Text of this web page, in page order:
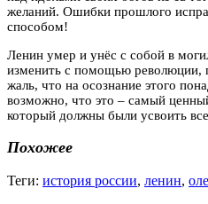
желаний. Ошибки прошлого
способом!
Ленин умер и унёс с собой в
изменить с помощью революции,
жаль, что на осознание этого
возможно, что это – самый
который должны были усвоить
Похожее
Теги: история россии, ленин,